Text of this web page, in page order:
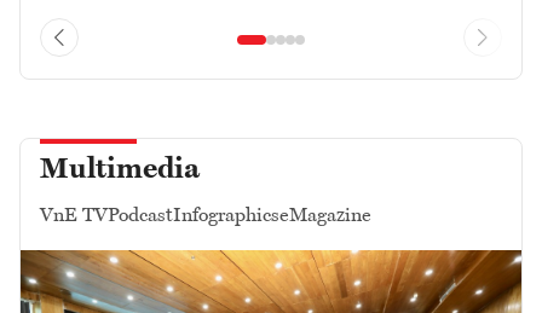
Multimedia
VnE TVPodcastInfographicseMagazine